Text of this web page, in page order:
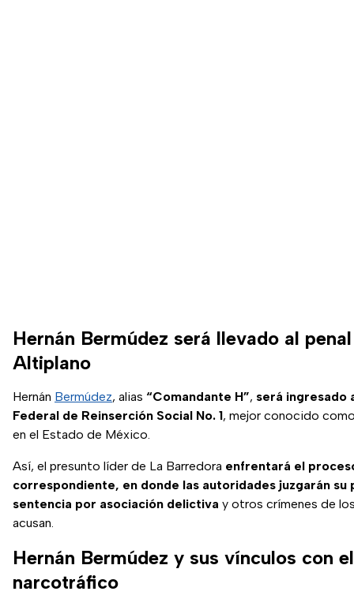
Hernán Bermúdez será llevado al
Altiplano
Hernán Bermúdez, alias “Comandante H”, será ingresado
Federal de Reinserción Social No. 1, mejor conocido
en el Estado de México.
Así, el presunto líder de La Barredora enfrentará el
correspondiente, en donde las autoridades juzgarán su
sentencia por asociación delictiva y otros crímenes de
acusan.
Hernán Bermúdez y sus vínculos con el
narcotráfico